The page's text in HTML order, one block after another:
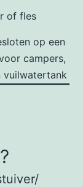
of fles
op een
campers,
vuilwatertank